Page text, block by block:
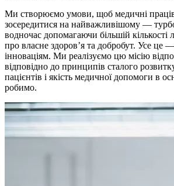
Ми створюємо умови, щоб медичні
зосередитися на найважливішому —
водночас допомагаючи більшій кількості
про власне здоров’я та добробут. Усе це
інноваціям. Ми реалізуємо цю місію
відповідно до принципів сталого
пацієнтів і якість медичної допомоги в
робимо.